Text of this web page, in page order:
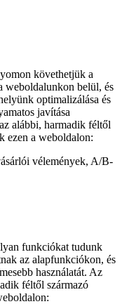
követhetjük a
weboldalunkon belül, és
optimalizálása és
javítása
alábbi, harmadik féltől
ezen a weboldalon:
vélemények, A/B-
funkciókat tudunk
az alapfunkciókon, és
használatát. Az
féltől származó